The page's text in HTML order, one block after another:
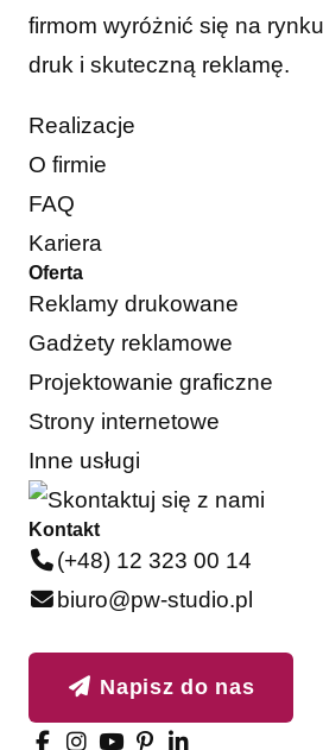
firmom wyróżnić się na
druk i skuteczną reklamę.
Realizacje
O firmie
FAQ
Kariera
Oferta
Reklamy drukowane
Gadżety reklamowe
Projektowanie graficzne
Strony internetowe
Inne usługi
Kontakt
(+48) 12 323 00 14
biuro@pw-studio.pl
Napisz do nas